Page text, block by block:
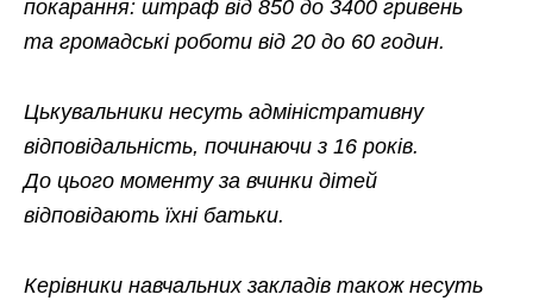
покарання: штраф від 850 до 3400 гривень
та громадські роботи від 20 до 60 годин.
Цькувальники несуть адміністративну
відповідальність, починаючи з 16 років.
До цього моменту за вчинки дітей
відповідають їхні батьки.
Керівники навчальних закладів також несуть